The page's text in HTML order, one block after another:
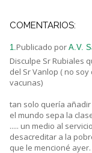
COMENTARIOS:
1. Publicado por A.V.
Disculpe Sr Rubiales
del Sr Vanlop ( no
vacunas)
tan solo quería
el mundo sepa la
..... un medio al
desacreditar a la
que le mencioné ayer.